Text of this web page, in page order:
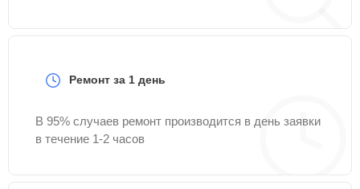
Ремонт за 1 день
В 95% случаев ремонт производится в день заявки
в течение 1-2 часов